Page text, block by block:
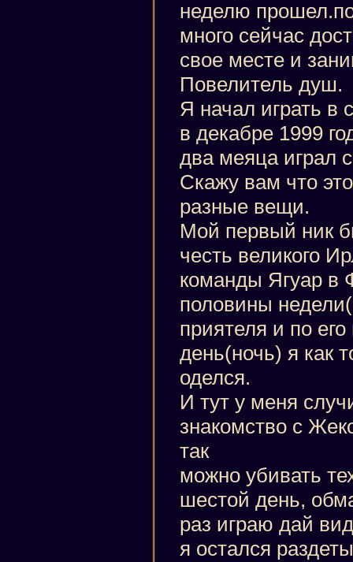
неделю
много сейчас
свое месте и
Повелитель душ.
Я начал играть в
в декабре 1999
два меяца играл
Скажу вам что
разные вещи.
Мой первый ник
честь великого
команды Ягуар в
половины
приятеля и по
день(ночь) я как
оделся.
И тут у меня
знакомство с
так
можно убивать
шестой день,
раз играю дай
я остался